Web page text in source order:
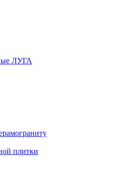
ЛУГА
плитки